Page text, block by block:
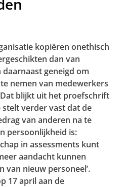
kopiëren onethisch
dan van
daarnaast geneigd om
te nemen van medewerkers
blijkt uit het proefschrift
stelt verder vast dat de
van anderen na te
persoonlijkheid is:
in assessments kunt
aandacht kunnen
van nieuw personeel’.
17 april aan de